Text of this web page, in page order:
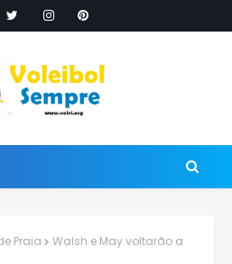
Praia
Walsh e May voltarão a